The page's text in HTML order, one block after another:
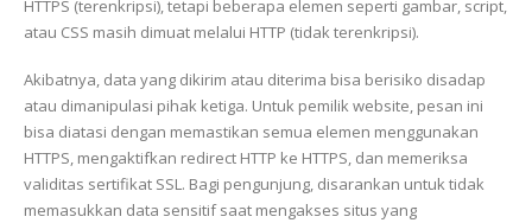
HTTPS (terenkripsi), tetapi beberapa elemen seperti gambar, script,
atau CSS masih dimuat melalui HTTP (tidak terenkripsi).
Akibatnya, data yang dikirim atau diterima bisa berisiko disadap
atau dimanipulasi pihak ketiga. Untuk pemilik website, pesan ini
bisa diatasi dengan memastikan semua elemen menggunakan
HTTPS, mengaktifkan redirect HTTP ke HTTPS, dan memeriksa
validitas sertifikat SSL. Bagi pengunjung, disarankan untuk tidak
memasukkan data sensitif saat mengakses situs yang